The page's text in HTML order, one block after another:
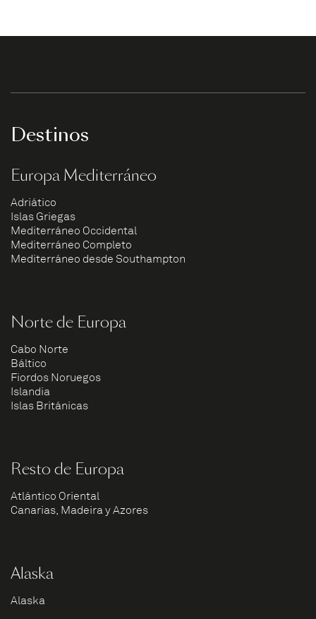
Destinos
Europa Mediterráneo
Adriático
Islas Griegas
Mediterráneo Occidental
Mediterráneo Completo
Mediterráneo desde Southampton
Norte de Europa
Cabo Norte
Báltico
Fiordos Noruegos
Islandia
Islas Británicas
Resto de Europa
Atlántico Oriental
Canarias, Madeira y Azores
Alaska
Alaska